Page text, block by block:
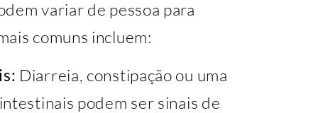
variar de pessoa para
comuns incluem:
Diarreia, constipação ou uma
podem ser sinais de